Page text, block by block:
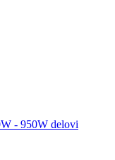
- 950W delovi